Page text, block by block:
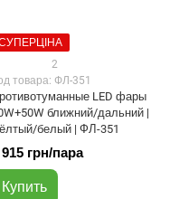
2
товара: ФЛ-351
LED фары
ближний/дальний |
белый | ФЛ-351
915 грн/пара
Купить